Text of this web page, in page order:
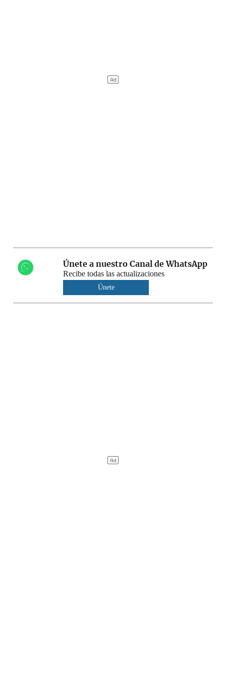
Únete a nuestro Canal de WhatsApp
Recibe todas las actualizaciones
Únete